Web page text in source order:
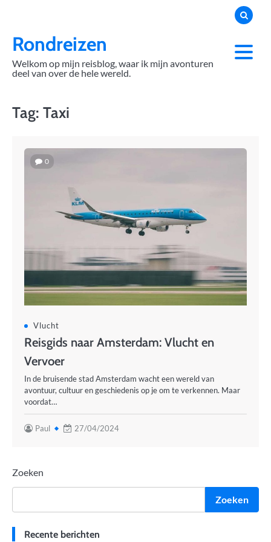
contentRondreizen
Welkom op mijn reisblog, waar ik mijn avonturen
deel van over de hele wereld.
Tag: Taxi
0
Vlucht
Reisgids naar Amsterdam: Vlucht en
Vervoer
In de bruisende stad Amsterdam wacht een wereld van
avontuur, cultuur en geschiedenis op je om te verkennen. Maar
voordat…
Paul 27/04/2024
Zoeken
Zoeken
Recente berichten